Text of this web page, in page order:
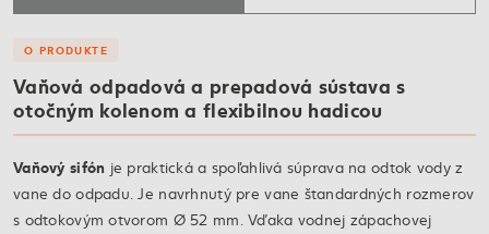
O PRODUKTE
Vaňová odpadová a prepadová sústava s
otočným kolenom a flexibilnou hadicou
Vaňový sifón je praktická a spoľahlivá súprava na odtok vody z
vane do odpadu. Je navrhnutý pre vane štandardných rozmerov
s odtokovým otvorom Ø 52 mm. Vďaka vodnej zápachovej